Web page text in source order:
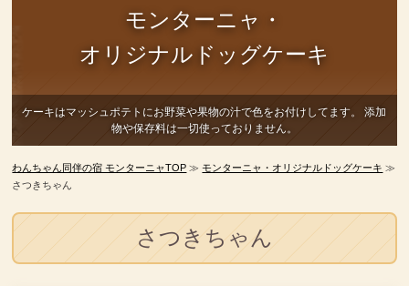
モンターニャ・
オリジナルドッグケーキ
ケーキはマッシュポテトにお野菜や果物の汁で色をお付けしてます。
添加
物や保存料は一切使っておりません。
わんちゃん同伴の宿 モンターニャTOP ≫モンターニャ・オリジナルドッグケーキ ≫
さつきちゃん
さつきちゃん